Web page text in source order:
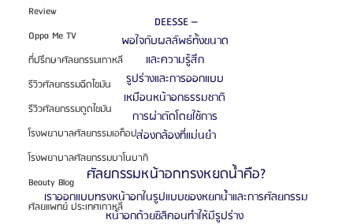
Review
Oppa Me TV
ที่ปรึกษาศัลยกรรมเกาหลี
รีวิวศัลยกรรมฉีดไขมัน
รีวิวศัลยกรรมดูดไขมัน
โรงพยาบาลศัลยกรรมเอท็อป
โรงพยาบาลศัลยกรรมบาโนบากิ
Beauty Blog
ศัลยแพทย์ ประเทศเกาหลี
DEESSE –
พอใจกับผลลัพธ์ทั้งขนาด
และความรู้สึก
รูปร่างและการออกแบบ
เหมือนหน้าอกธรรมชาติ
การผ่าตัดโดยใช้การ
ส่องกล้องที่แม่นยํา
ศัลยกรรมหน้าอกทรงหยดน้ำคือ?
เราออกแบบทรงหน้าอกในรูปแบบของหยกน้ำและการศัลยกรรม
หน้าอกด้วยซิลิคอนทําให้มีรูปร่าง